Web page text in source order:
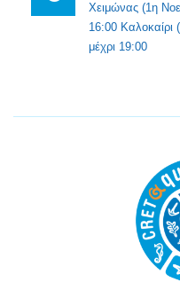
Χειμώνας (1η
16:00
μέχρι 19:00